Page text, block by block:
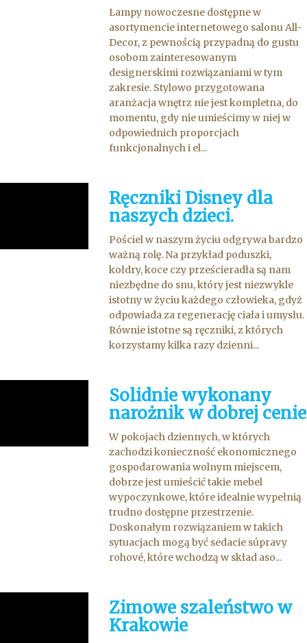
Lampy nowoczesne dostępne w
asortymencie internetowego salonu All-
Decor, z pewnością przypadną do gustu
osobom zainteresowanym
designerskimi rozwiązaniami w tym
zakresie. Stylowo przygotowana
aranżacja wnętrz nie jest kompletna, do
momentu, gdy nie umieścimy w niej w
odpowiednich proporcjach
funkcjonalnych i el...
Ręczniki Disney dla
naszych dzieci.
Pościel w naszym życiu odgrywa bardzo
ważną rolę. Na przykład poduszki,
kołdry, koce czy prześcieradła są nam
niezbędne do snu, który jest niezwykle
istotny w życiu każdego człowieka, gdyż
odpowiada za regenerację ciała i umysłu.
Równie istotne są ręczniki, z których
korzystamy kilka razy dzienni...
Solidnie wykonany
narożnik w dobrej cenie
W pokojach dziennych, w których
zachodzi konieczność ekonomicznego
gospodarowania wolnym miejscem,
dobrze jest umieścić takie mebel
wypoczynkowe, które idealnie wypełnią
trudno dostępne przestrzenie.
Doskonałym rozwiązaniem w takich
sytuacjach mogą być sedacie súpravy
rohové, które wchodzą w skład aso...
Zimowe szaleństwo w
Krakowie